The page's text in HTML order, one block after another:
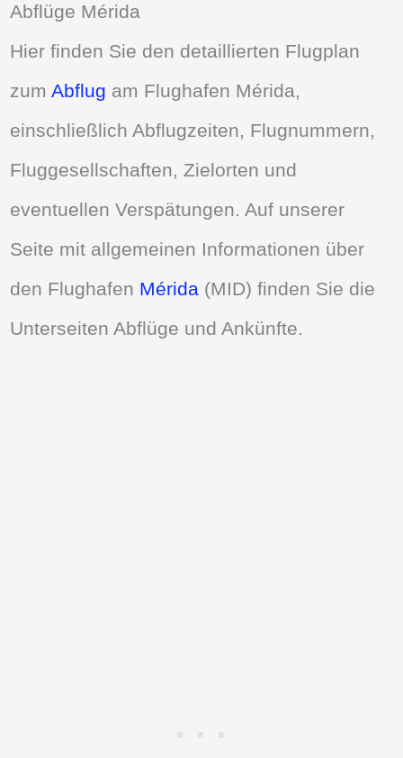
Abflüge Mérida
Hier finden Sie den detaillierten Flugplan
zumAbflug am Flughafen Mérida,
einschließlich Abflugzeiten, Flugnummern,
Fluggesellschaften, Zielorten und
eventuellen Verspätungen. Auf unserer
Seite mit allgemeinen Informationen über
den Flughafen Mérida (MID) finden Sie die
Unterseiten Abflüge und Ankünfte.